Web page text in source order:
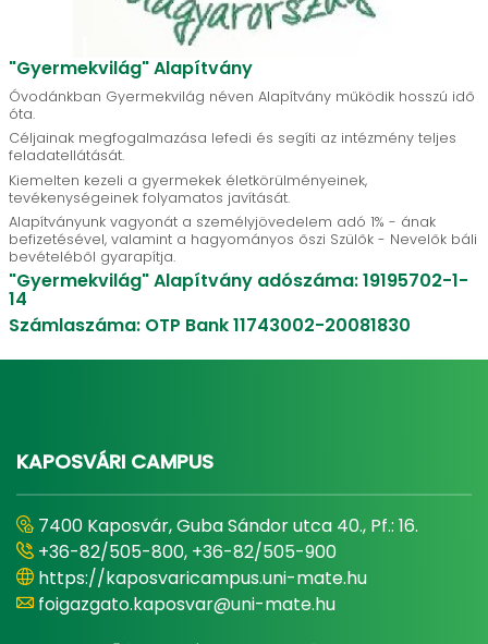
"Gyermekvilág" Alapítvány
Óvodánkban Gyermekvilág néven Alapítvány működik hosszú idő
óta.
Céljainak megfogalmazása lefedi és segíti az intézmény teljes
feladatellátását.
Kiemelten kezeli a gyermekek életkörülményeinek,
tevékenységeinek folyamatos javítását.
Alapítványunk vagyonát a személyjövedelem adó 1% - ának
befizetésével, valamint a hagyományos őszi Szülők - Nevelők báli
bevételéből gyarapítja.
"Gyermekvilág" Alapítvány adószáma: 19195702-1-
14
Számlaszáma: OTP Bank 11743002-20081830
KAPOSVÁRI CAMPUS
7400 Kaposvár, Guba Sándor utca 40., Pf.: 16.
+36-82/505-800, +36-82/505-900
https://kaposvaricampus.uni-mate.hu
foigazgato.kaposvar@uni-mate.hu